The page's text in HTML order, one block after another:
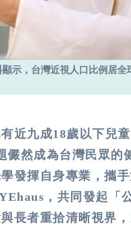
示，台灣近視人口比例居
近九成18歲以下兒
儼然成為台灣民眾
發揮自身專業，攜
，共同發起「
長者重拾清晰視界